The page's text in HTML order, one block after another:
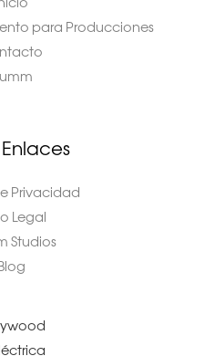
para Producciones
Privacidad
Legal
Studios